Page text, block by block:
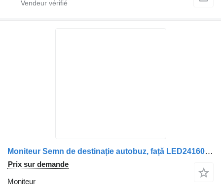
Moniteur Semn de destinație autobuz, față LED241601-402 pour camion Scania – LED24X160-13, 4, , LED241601402
Prix sur demande
Moniteur